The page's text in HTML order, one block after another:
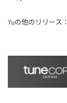
Yuの他のリリース：